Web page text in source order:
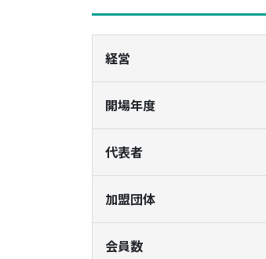
経営
開場年度
代表者
加盟団体
会員数